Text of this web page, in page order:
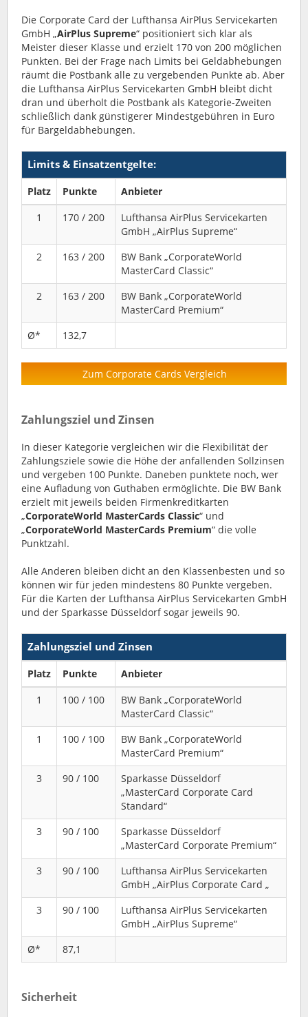
Die Corporate Card der Lufthansa AirPlus Servicekarten
GmbH „AirPlus Supreme“ positioniert sich klar als
Meister dieser Klasse und erzielt 170 von 200 möglichen
Punkten. Bei der Frage nach Limits bei Geldabhebungen
räumt die Postbank alle zu vergebenden Punkte ab. Aber
die Lufthansa AirPlus Servicekarten GmbH bleibt dicht
dran und überholt die Postbank als Kategorie-Zweiten
schließlich dank günstigerer Mindestgebühren in Euro
für Bargeldabhebungen.
Limits & Einsatzentgelte:
Platz Punkte
Anbieter
1
170 / 200
Lufthansa AirPlus Servicekarten
GmbH „AirPlus Supreme“
2
163 / 200
BW Bank „CorporateWorld
MasterCard Classic“
2
163 / 200
BW Bank „CorporateWorld
MasterCard Premium“
Ø*
132,7
Zum Corporate Cards Vergleich
Zahlungsziel und Zinsen
In dieser Kategorie vergleichen wir die Flexibilität der
Zahlungsziele sowie die Höhe der anfallenden Sollzinsen
und vergeben 100 Punkte. Daneben punktete noch, wer
eine Aufladung von Guthaben ermöglichte. Die BW Bank
erzielt mit jeweils beiden Firmenkreditkarten
„CorporateWorld MasterCards Classic“ und
„CorporateWorld MasterCards Premium“ die volle
Punktzahl.
Alle Anderen bleiben dicht an den Klassenbesten und so
können wir für jeden mindestens 80 Punkte vergeben.
Für die Karten der Lufthansa AirPlus Servicekarten GmbH
und der Sparkasse Düsseldorf sogar jeweils 90.
Zahlungsziel und Zinsen
Platz Punkte
Anbieter
1
100 / 100
BW Bank „CorporateWorld
MasterCard Classic“
1
100 / 100
BW Bank „CorporateWorld
MasterCard Premium“
3
90 / 100
Sparkasse Düsseldorf
„MasterCard Corporate Card
Standard“
3
90 / 100
Sparkasse Düsseldorf
„MasterCard Corporate Premium“
3
90 / 100
Lufthansa AirPlus Servicekarten
GmbH „AirPlus Corporate Card „
3
90 / 100
Lufthansa AirPlus Servicekarten
GmbH „AirPlus Supreme“
Ø*
87,1
Sicherheit